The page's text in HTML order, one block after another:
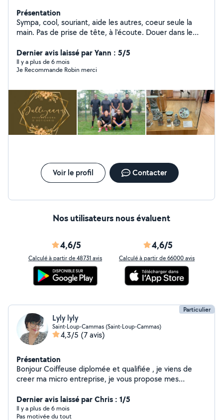
Présentation
Sympa, cool, souriant, aide les autres, coeur seule la
main. Pas de prise de tête, à l'écoute. Douer dans le
Photographie, désign (logo,flyers,affiches...) -Web (site
internet ..) -Markéting (developpement, relationnel) -
Sport : dans le foot ou le sport en général, coach s'il le
avez besoin d'aide pour de la garde, venir les nourrir, ou
les promener ce sera avec plaisir de vous proposez mes
services.
Dernier avis laissé par Yann : 5/5
Il y a plus de 6 mois
Je Recommande Robin merci
Voir le profil Contacter
Nos utilisateurs nous évaluent
4,6/5
Calculé à partir de 48731 avis
4,6/5
Calculé à partir de 66000 avis
Particulier
Lyly lyly
Saint-Loup-Cammas (Saint-Loup-Cammas)
4,3/5 (7 avis)
Présentation
Bonjour Coiffeuse diplomée et qualifiée , je viens de
creer ma micro entreprise, je vous propose mes
pour toutes informations sur les prestations et tarifs. A
bientôt
Dernier avis laissé par Chris : 1/5
Il y a plus de 6 mois
Pas motivée du tout